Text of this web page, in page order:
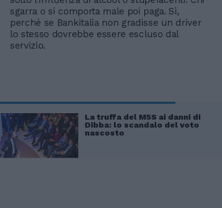
sgarra o si comporta male poi paga. Sì,
perché se Bankitalia non gradisse un driver
lo stesso dovrebbe essere escluso dal
servizio.
La truffa del M5S ai danni di
Dibba: lo scandalo del voto
nascosto